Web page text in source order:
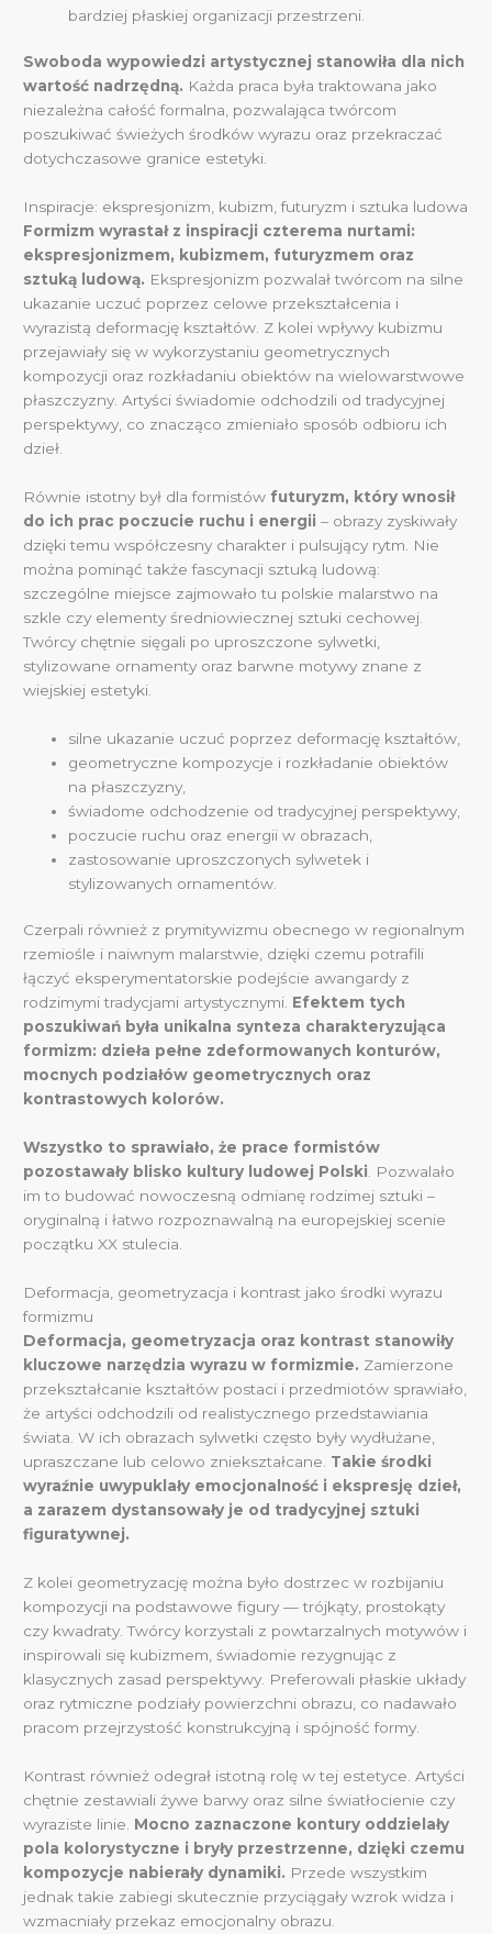
bardziej płaskiej organizacji przestrzeni.
Swoboda wypowiedzi artystycznej stanowiła dla nich
wartość nadrzędną. Każda praca była traktowana jako
niezależna całość formalna, pozwalająca twórcom
poszukiwać świeżych środków wyrazu oraz przekraczać
dotychczasowe granice estetyki.
Inspiracje: ekspresjonizm, kubizm, futuryzm i sztuka ludowa
Formizm wyrastał z inspiracji czterema nurtami:
ekspresjonizmem, kubizmem, futuryzmem oraz
sztuką ludową. Ekspresjonizm pozwalał twórcom na silne
ukazanie uczuć poprzez celowe przekształcenia i
wyrazistą deformację kształtów. Z kolei wpływy kubizmu
przejawiały się w wykorzystaniu geometrycznych
kompozycji oraz rozkładaniu obiektów na wielowarstwowe
płaszczyzny. Artyści świadomie odchodzili od tradycyjnej
perspektywy, co znacząco zmieniało sposób odbioru ich
dzieł.
Równie istotny był dla formistów futuryzm, który wnosił
do ich prac poczucie ruchu i energii – obrazy zyskiwały
dzięki temu współczesny charakter i pulsujący rytm. Nie
można pominąć także fascynacji sztuką ludową:
szczególne miejsce zajmowało tu polskie malarstwo na
szkle czy elementy średniowiecznej sztuki cechowej.
Twórcy chętnie sięgali po uproszczone sylwetki,
stylizowane ornamenty oraz barwne motywy znane z
wiejskiej estetyki.
silne ukazanie uczuć poprzez deformację kształtów,
geometryczne kompozycje i rozkładanie obiektów
na płaszczyzny,
świadome odchodzenie od tradycyjnej perspektywy,
poczucie ruchu oraz energii w obrazach,
zastosowanie uproszczonych sylwetek i
stylizowanych ornamentów.
Czerpali również z prymitywizmu obecnego w regionalnym
rzemiośle i naiwnym malarstwie, dzięki czemu potrafili
łączyć eksperymentatorskie podejście awangardy z
rodzimymi tradycjami artystycznymi. Efektem tych
poszukiwań była unikalna synteza charakteryzująca
formizm: dzieła pełne zdeformowanych konturów,
mocnych podziałów geometrycznych oraz
kontrastowych kolorów.
Wszystko to sprawiało, że prace formistów
pozostawały blisko kultury ludowej Polski. Pozwalało
im to budować nowoczesną odmianę rodzimej sztuki –
oryginalną i łatwo rozpoznawalną na europejskiej scenie
początku XX stulecia.
Deformacja, geometryzacja i kontrast jako środki wyrazu
formizmu
Deformacja, geometryzacja oraz kontrast stanowiły
kluczowe narzędzia wyrazu w formizmie. Zamierzone
przekształcanie kształtów postaci i przedmiotów sprawiało,
że artyści odchodzili od realistycznego przedstawiania
świata. W ich obrazach sylwetki często były wydłużane,
upraszczane lub celowo zniekształcane. Takie środki
wyraźnie uwypuklały emocjonalność i ekspresję dzieł,
a zarazem dystansowały je od tradycyjnej sztuki
figuratywnej.
Z kolei geometryzację można było dostrzec w rozbijaniu
kompozycji na podstawowe figury — trójkąty, prostokąty
czy kwadraty. Twórcy korzystali z powtarzalnych motywów i
inspirowali się kubizmem, świadomie rezygnując z
klasycznych zasad perspektywy. Preferowali płaskie układy
oraz rytmiczne podziały powierzchni obrazu, co nadawało
pracom przejrzystość konstrukcyjną i spójność formy.
Kontrast również odegrał istotną rolę w tej estetyce. Artyści
chętnie zestawiali żywe barwy oraz silne światłocienie czy
wyraziste linie. Mocno zaznaczone kontury oddzielały
pola kolorystyczne i bryły przestrzenne, dzięki czemu
kompozycje nabierały dynamiki. Przede wszystkim
jednak takie zabiegi skutecznie przyciągały wzrok widza i
wzmacniały przekaz emocjonalny obrazu.